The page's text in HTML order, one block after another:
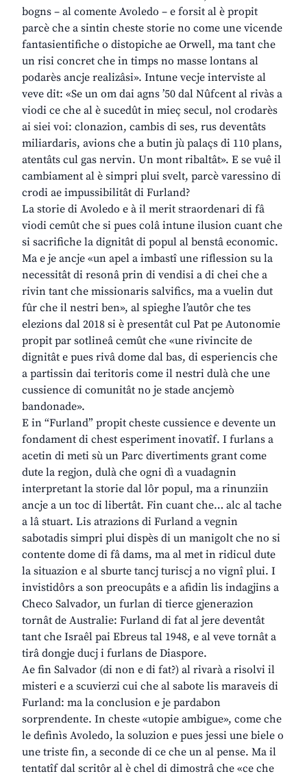
bogns – al comente Avoledo – e forsit al è propit
parcè che a sintin cheste storie no come une vicende
fantasientifiche o distopiche ae Orwell, ma tant che
un risi concret che in timps no masse lontans al
podarès ancje realizâsi». Intune vecje interviste al
veve dit: «Se un om dai agns ’50 dal Nûfcent al rivàs a
viodi ce che al è sucedût in mieç secul, nol crodarès
ai siei voi: clonazion, cambis di ses, rus deventâts
miliardaris, avions che a butin jù palaçs di 110 plans,
atentâts cul gas nervin. Un mont ribaltât». E se vuê il
cambiament al è simpri plui svelt, parcè varessino di
crodi ae impussibilitât di Furland?
La storie di Avoledo e à il merit straordenari di fâ
viodi cemût che si pues colâ intune ilusion cuant che
si sacrifiche la dignitât di popul al benstâ economic.
Ma e je ancje «un apel a imbastî une riflession su la
necessitât di resonâ prin di vendisi a di chei che a
rivin tant che missionaris salvifics, ma a vuelin dut
fûr che il nestri ben», al spieghe l’autôr che tes
elezions dal 2018 si è presentât cul Pat pe Autonomie
propit par sotlineâ cemût che «une rivincite de
dignitât e pues rivâ dome dal bas, di esperiencis che
a partissin dai teritoris come il nestri dulà che une
cussience di comunitât no je stade ancjemò
bandonade».
E in “Furland” propit cheste cussience e devente un
fondament di chest esperiment inovatîf. I furlans a
acetin di meti sù un Parc divertiments grant come
dute la regjon, dulà che ogni dì a vuadagnin
interpretant la storie dal lôr popul, ma a rinunziin
ancje a un toc di libertât. Fin cuant che… alc al tache
a lâ stuart. Lis atrazions di Furland a vegnin
sabotadis simpri plui dispès di un manigolt che no si
contente dome di fâ dams, ma al met in ridicul dute
la situazion e al sburte tancj turiscj a no vignî plui. I
invistidôrs a son preocupâts e a afidin lis indagjins a
Checo Salvador, un furlan di tierce gjenerazion
tornât de Australie: Furland di fat al jere deventât
tant che Israêl pai Ebreus tal 1948, e al veve tornât a
tirâ dongje ducj i furlans de Diaspore.
Ae fin Salvador (di non e di fat?) al rivarà a risolvi il
misteri e a scuvierzi cui che al sabote lis maraveis di
Furland: ma la conclusion e je pardabon
sorprendente. In cheste «utopie ambigue», come che
le definìs Avoledo, la soluzion e pues jessi une biele o
une triste fin, a seconde di ce che un al pense. Ma il
tentatîf dal scritôr al è chel di dimostrâ che «ce che